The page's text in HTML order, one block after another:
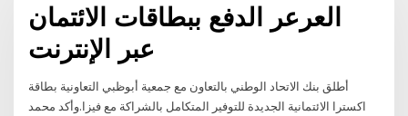
العرعر الدفع ببطاقات الائتمان
عبر الإنترنت
أطلق بنك الاتحاد الوطني بالتعاون مع جمعية أبوظبي التعاونية بطاقة
اكسترا الائتمانية الجديدة للتوفير المتكامل بالشراكة مع فيزا.وأكد محمد